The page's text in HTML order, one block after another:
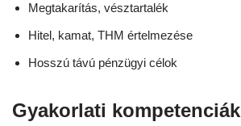
Megtakarítás, vésztartalék
Hitel, kamat, THM értelmezése
Hosszú távú pénzügyi célok
Gyakorlati kompetenciák